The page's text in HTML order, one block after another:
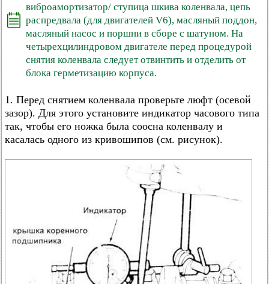
виброамортизатор/ ступица шкива коленвала, цепь
распредвала (для двигателей V6), масляный поддон,
масляный насос и поршни в сборе с шатуном. На
четырехцилиндровом двигателе перед процедурой
снятия коленвала следует отвинтить и отделить от
блока герметизацию корпуса.
1. Перед снятием коленвала проверьте люфт (осевой
зазор). Для этого установите индикатор часового типа
так, чтобы его ножка была соосна коленвалу и
касалась одного из кривошипов (см. рисунок).